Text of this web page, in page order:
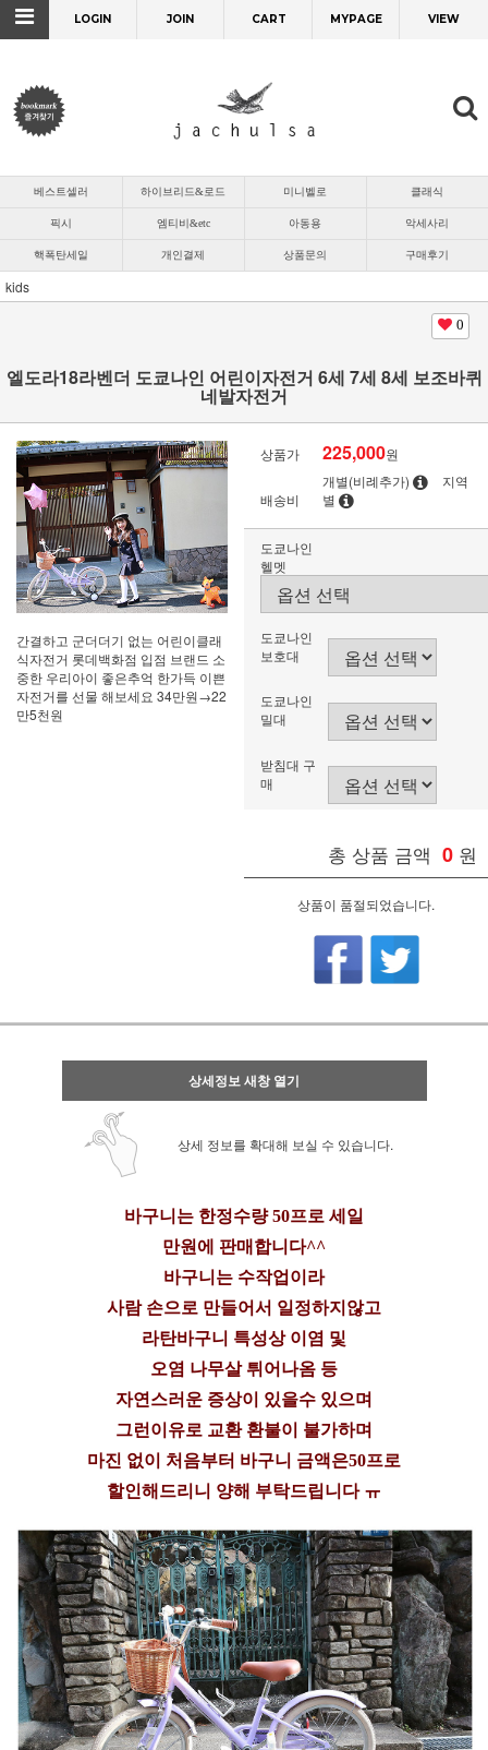
LOGIN JOIN CART MYPAGE VIEW
베스트셀러 하이브리드&로드 미니벨로 클래식
픽시 엠티비&etc 아동용 악세사리
핵폭탄세일 개인결제 상품문의 구매후기
kids
0
엘도라18라벤더 도쿄나인 어린이자전거 6세 7세 8세 보조바퀴
네발자전거
간결하고 군더더기 없는 어린이클래
식자전거 롯데백화점 입점 브랜드 소
중한 우리아이 좋은추억 한가득 이쁜
자전거를 선물 해보세요 34만원→22
만5천원
상품가 225,000원
배송비
개별(비례추가)
지역
별
도쿄나인
헬멧
도쿄나인
보호대
도쿄나인
밀대
받침대 구
매
총 상품 금액 0 원
상품이 품절되었습니다.
상세정보 새창 열기
상세 정보를 확대해 보실 수 있습니다.
바구니는 한정수량 50프로 세일
만원에 판매합니다^^
바구니는 수작업이라
사람 손으로 만들어서 일정하지않고
라탄바구니 특성상 이염 및
오염 나무살 튀어나옴 등
자연스러운 증상이 있을수 있으며
그런이유로 교환 환불이 불가하며
마진 없이 처음부터 바구니 금액은50프로
할인해드리니 양해 부탁드립니다 ㅠ